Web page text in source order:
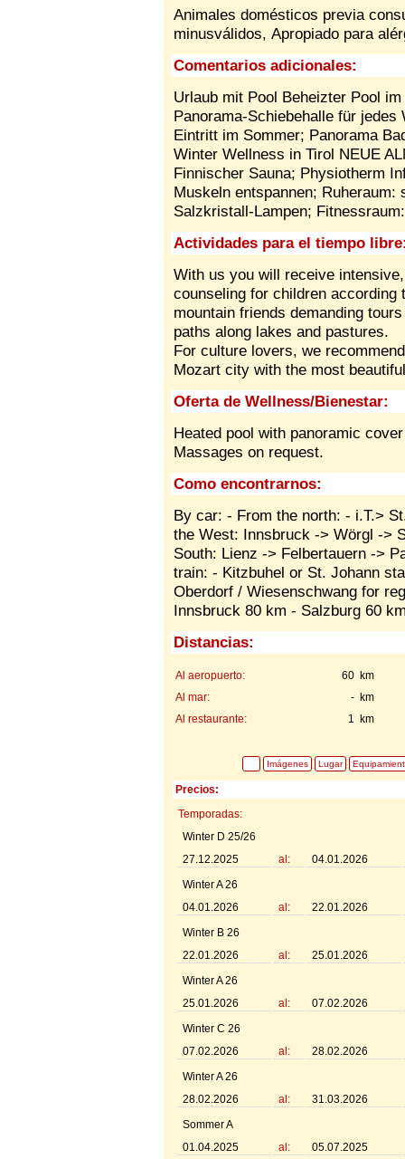
Animales domésticos previa
minusválidos, Apropiado para
Comentarios adicionales:
Urlaub mit Pool Beheizter Pool
Panorama-Schiebehalle für
Eintritt im Sommer; Panorama
Winter Wellness in Tirol NEUE
Finnischer Sauna; Physiotherm
Muskeln entspannen;
Salzkristall-Lampen;
Actividades para el tiempo
With us you will receive
counseling for children
mountain friends demanding
paths along lakes and pastures.
For culture lovers, we
Mozart city with the most
Oferta de Wellness/Bienestar:
Heated pool with panoramic
Massages on request.
Como encontrarnos:
By car: - From the north: - i.T.>
the West: Innsbruck -> Wörgl ->
South: Lienz -> Felbertauern ->
train: - Kitzbuhel or St. Johann
Oberdorf / Wiesenschwang for
Innsbruck 80 km - Salzburg 60
Distancias:
60 km
Al aeropuerto:
- km
Al mar:
1 km
Al restaurante:
Imágenes Lugar
Precios:
Temporadas:
Winter D 25/26
27.12.2025
al:
04.01.2026
Winter A 26
04.01.2026
al:
22.01.2026
Winter B 26
22.01.2026
al:
25.01.2026
Winter A 26
25.01.2026
al:
07.02.2026
Winter C 26
07.02.2026
al:
28.02.2026
Winter A 26
28.02.2026
al:
31.03.2026
Sommer A
01.04.2025
al:
05.07.2025